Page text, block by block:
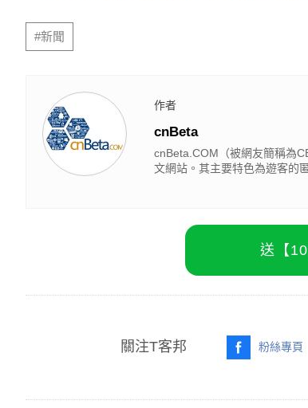
#新聞
作者
cnBeta
cnBeta.COM（被網友簡稱為
文網站。其主要特色為遊客的
送【
關注T客邦 粉絲專頁